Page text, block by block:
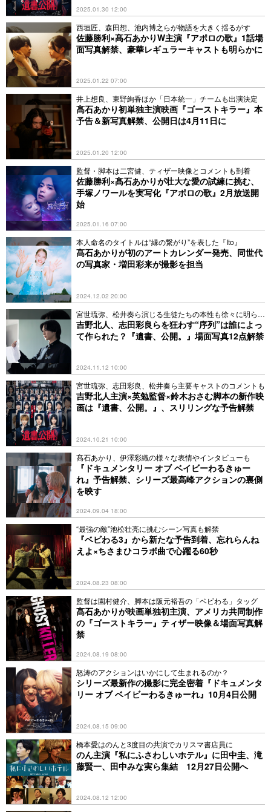
2025.01.30 12:00
西垣匠、森田想、池内博之らが物語を大きく揺るがす
佐藤勝利×髙石あかりW主演『アポロの歌』1話場
面写真解禁、豪華レギュラーキャストも明らかに
2025.01.22 07:00
井上想良、東野絢香ほか「日本統一」チームも出演決定
髙石あかり初単独主演映画『ゴーストキラー』本
予告＆新写真解禁、公開日は4月11日に
2025.01.20 12:00
監督・脚本は二宮健、ティザー映像とコメントも到着
佐藤勝利×髙石あかりが壮大な愛の試練に挑む、
手塚ノワールを実写化『アポロの歌』2月放送開
始
2025.01.16 07:00
本人命名のタイトルは“縁の繋がり”を表した『Ito』
髙石あかりが初のアートカレンダー発売、同世代
の写真家・増田彩来が撮影を担当
2024.12.02 20:00
宮世琉弥、松井奏ら演じる生徒たちの本性も徐々に明らか
に
吉野北人、志田彩良らを狂わす“序列”は誰によっ
て作られた？『遺書、公開。』場面写真12点解禁
2024.11.12 10:00
宮世琉弥、志田彩良、松井奏ら主要キャストのコメントも
吉野北人主演×英勉監督×鈴木おさむ脚本の新作映
画は『遺書、公開。』、スリリングな予告解禁
2024.10.21 10:00
髙石あかり、伊澤彩織の様々な表情やインタビューも
『ドキュメンタリー オブ ベイビーわるきゅー
れ』予告解禁、シリーズ最高峰アクションの裏側
を映す
2024.09.04 18:00
“最強の敵”池松壮亮に挑むシーン写真も解禁
『ベビわる3』から新たな予告到着、忘れらんね
えよ×ちさまひコラボ曲で心躍る60秒
2024.08.23 08:00
監督は園村健介、脚本は阪元裕吾の「ベビわる」タッグ
髙石あかりが映画単独初主演、アメリカ共同制作
の『ゴーストキラー』ティザー映像＆場面写真解
禁
2024.08.19 08:00
怒涛のアクションはいかにして生まれるのか？
シリーズ最新作の撮影に完全密着『ドキュメンタ
リー オブ ベイビーわるきゅーれ』10月4日公開
2024.08.15 09:00
橋本愛はのんと3度目の共演でカリスマ書店員に
のん主演『私にふさわしいホテル』に田中圭、滝
藤賢一、田中みな実ら集結 12月27日公開へ
2024.08.12 12:00